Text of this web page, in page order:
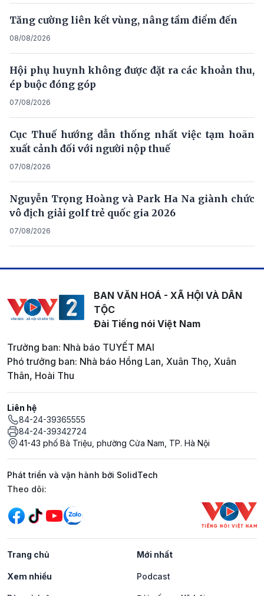
Tăng cường liên kết vùng, nâng tầm điểm đến
08/08/2026
Hội phụ huynh không được đặt ra các khoản thu,
ép buộc đóng góp
07/08/2026
Cục Thuế hướng dẫn thống nhất việc tạm hoãn
xuất cảnh đối với người nộp thuế
07/08/2026
Nguyễn Trọng Hoàng và Park Ha Na giành chức
vô địch giải golf trẻ quốc gia 2026
07/08/2026
BAN VĂN HOÁ - XÃ HỘI VÀ DÂN
TỘC
Đài Tiếng nói Việt Nam
Trưởng ban: Nhà báo TUYẾT MAI
Phó trưởng ban: Nhà báo Hồng Lan, Xuân Thọ, Xuân
Thân, Hoài Thu
Liên hệ
84-24-39365555
84-24-39342724
41-43 phố Bà Triệu, phường Cửa Nam, TP. Hà Nội
Phát triển và vận hành bởi SolidTech
Mạng xã hội
Theo dõi:
Trang chủ Mới nhất
Xem nhiều Podcast